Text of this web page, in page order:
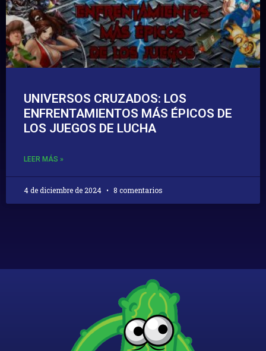
UNIVERSOS CRUZADOS: LOS
ENFRENTAMIENTOS MÁS ÉPICOS DE
LOS JUEGOS DE LUCHA
LEER MÁS »
4 de diciembre de 2024 8 comentarios